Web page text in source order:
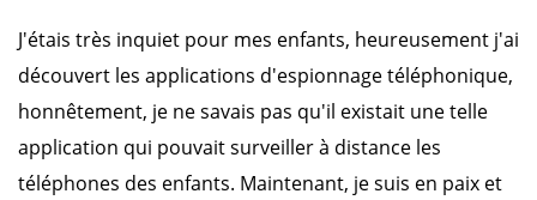
J'étais très inquiet pour mes enfants, heureusement j'ai
découvert les applications d'espionnage téléphonique,
honnêtement, je ne savais pas qu'il existait une telle
application qui pouvait surveiller à distance les
téléphones des enfants. Maintenant, je suis en paix et